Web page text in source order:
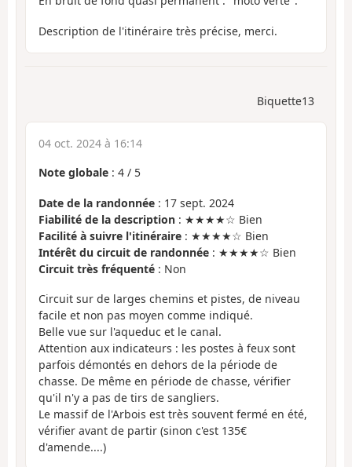
Description de l'itinéraire très précise, merci.
Biquette13
04 oct. 2024 à 16:14
Note globale : 4 / 5
Date de la randonnée : 17 sept. 2024
Fiabilité de la description : ★★★★☆ Bien
Facilité à suivre l'itinéraire : ★★★★☆ Bien
Intérêt du circuit de randonnée : ★★★★☆ Bien
Circuit très fréquenté : Non
Circuit sur de larges chemins et pistes, de niveau
facile et non pas moyen comme indiqué.
Belle vue sur l'aqueduc et le canal.
Attention aux indicateurs : les postes à feux sont
parfois démontés en dehors de la période de
chasse. De même en période de chasse, vérifier
qu'il n'y a pas de tirs de sangliers.
Le massif de l'Arbois est très souvent fermé en été,
vérifier avant de partir (sinon c'est 135€
d'amende....)